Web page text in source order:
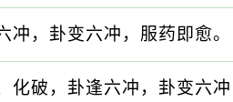
，卦变六冲，服药即愈。
化破，卦逢六冲，卦变六